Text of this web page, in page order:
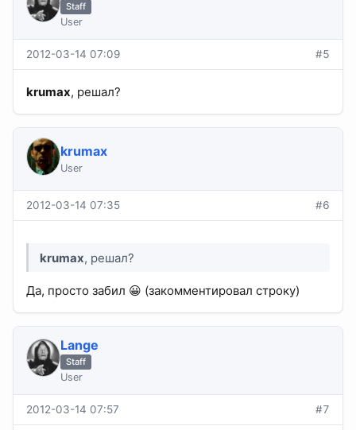
Staff
User
2012-03-14 07:09 #5
krumax, решал?
krumax
User
2012-03-14 07:35 #6
krumax, решал?
Да, просто забил 😀 (закомментировал строку)
Lange
Staff
User
2012-03-14 07:57 #7